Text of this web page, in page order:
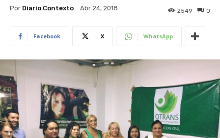
Por Diario Contexto Abr 24, 2018 0
2549
Facebook X WhatsApp